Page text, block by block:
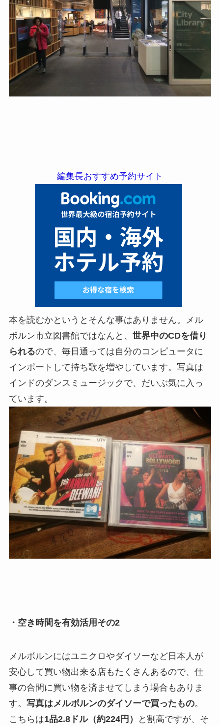
編集長おすすめ予約サイト
本を読むかというとそんな事はありません。メル
ボルン市立図書館ではなんと、 世界中のCDを借り
られるので、毎日通っては自分のコンピュータに
インポートして持ち歌を増やしています。写真は
インドのダンスミュージックで、だいぶ気に入っ
ています。
・空き時間を有効活用その2
メルボルンにはユニクロやダイソーなど日本人が
安心して買い物出来る店もたくさんあるので、仕
事の合間に買い物を済ませてしまう場合もありま
す。 写真はメルボルンのダイソーで買ったもの。
こちらは1品2.8ドル（約224円）
と割高ですが、そ